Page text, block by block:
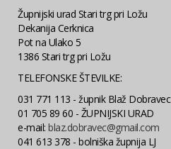
Župnijski urad Stari trg pri Ložu
Dekanija Cerknica
Pot na Ulako 5
1386 Stari trg pri Ložu
TELEFONSKE ŠTEVILKE:
031 771 113 - župnik Blaž Dobravec
01 705 89 60 - ŽUPNIJSKI URAD
e-mail: blaz.dobravec@gmail.com
041 613 378 - bolniška župnija LJ